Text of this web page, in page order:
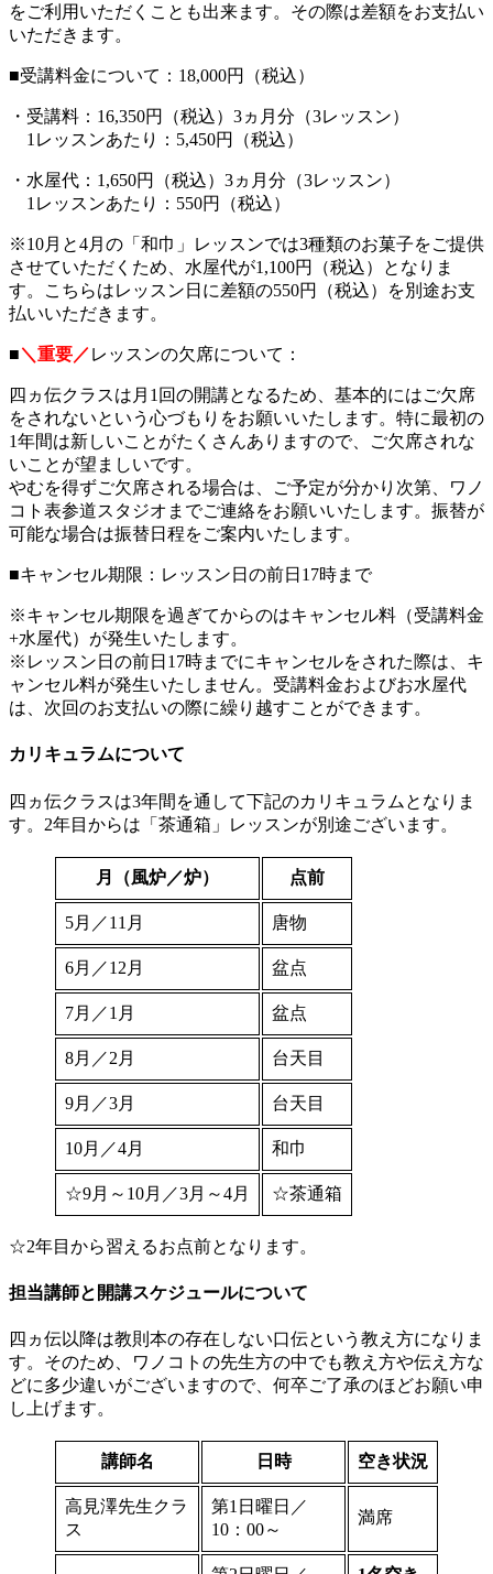
をご利用いただくことも出来ます。その際は差額をお支払い
いただきます。
■受講料金について：18,000円（税込）
・受講料：16,350円（税込）3ヵ月分（3レッスン）
1レッスンあたり：5,450円（税込）
・水屋代：1,650円（税込）3ヵ月分（3レッスン）
1レッスンあたり：550円（税込）
※10月と4月の「和巾」レッスンでは3種類のお菓子をご提供
させていただくため、水屋代が1,100円（税込）となりま
す。こちらはレッスン日に差額の550円（税込）を別途お支
払いいただきます。
■＼重要／レッスンの欠席について：
四ヵ伝クラスは月1回の開講となるため、基本的にはご欠席
をされないという心づもりをお願いいたします。特に最初の
1年間は新しいことがたくさんありますので、ご欠席されな
いことが望ましいです。
やむを得ずご欠席される場合は、ご予定が分かり次第、ワノ
コト表参道スタジオまでご連絡をお願いいたします。振替が
可能な場合は振替日程をご案内いたします。
■キャンセル期限：レッスン日の前日17時まで
※キャンセル期限を過ぎてからのはキャンセル料（受講料金
+水屋代）が発生いたします。
※レッスン日の前日17時までにキャンセルをされた際は、キ
ャンセル料が発生いたしません。受講料金およびお水屋代
は、次回のお支払いの際に繰り越すことができます。
カリキュラムについて
四ヵ伝クラスは3年間を通して下記のカリキュラムとなりま
す。2年目からは「茶通箱」レッスンが別途ございます。
月（風炉／炉） 点前
5月／11月 唐物
6月／12月 盆点
7月／1月 盆点
8月／2月 台天目
9月／3月 台天目
10月／4月 和巾
☆9月～10月／3月～4月 ☆茶通箱
☆2年目から習えるお点前となります。
担当講師と開講スケジュールについて
四ヵ伝以降は教則本の存在しない口伝という教え方になりま
す。そのため、ワノコトの先生方の中でも教え方や伝え方な
どに多少違いがございますので、何卒ご了承のほどお願い申
し上げます。
講師名 日時 空き状況
高見澤先生クラ
ス
第1日曜日／
10：00～
満席